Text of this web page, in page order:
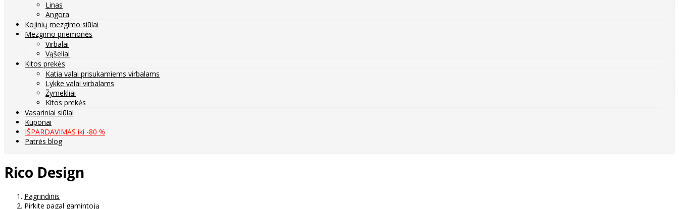
Linas
Angora
Kojinių mezgimo siūlai
Mezgimo priemonės
Virbalai
Vąšeliai
Kitos prekės
Katia valai prisukamiems virbalams
Lykke valai virbalams
Žymekliai
Kitos prekės
Vasariniai siūlai
Kuponai
IŠPARDAVIMAS iki -80 %
Patrės blog
Rico Design
Pagrindinis
Pirkite pagal gamintoją